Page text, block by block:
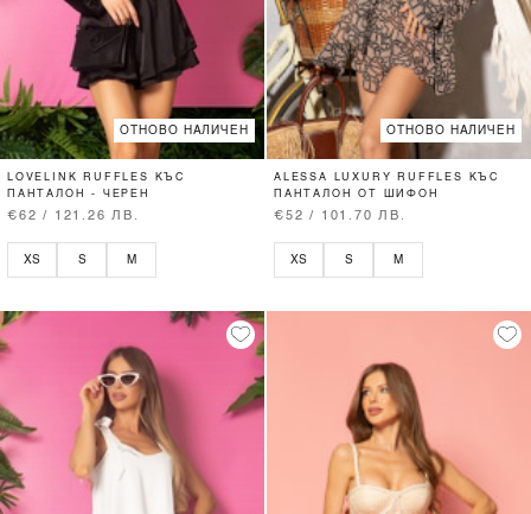
ОТНОВО НАЛИЧЕН
LOVELINK RUFFLES КЪС
ПАНТАЛОН - ЧЕРЕН
€62 / 121.26 ЛВ.
XS S M
ОТНОВО НАЛИЧЕН
ALESSA LUXURY RUFFLES КЪС
ПАНТАЛОН ОТ ШИФОН
€52 / 101.70 ЛВ.
XS S M